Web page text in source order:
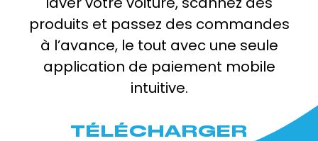
produits et passez des commandes
à l’avance, le tout avec une seule
application de paiement mobile
intuitive.
TÉLÉCHARGER